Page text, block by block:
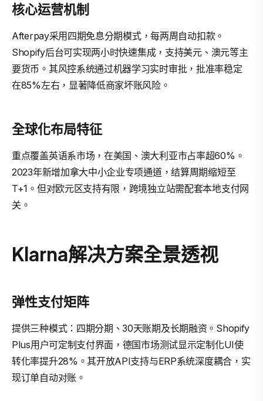
核心运营机制
Afterpay采用四期免息分期模式，每两周自动扣款。
Shopify后台可实现两小时快速集成，支持美元、澳元等主
要货币。其风控系统通过机器学习实时审批，批准率稳定
在85%左右，显著降低商家坏账风险。
全球化布局特征
重点覆盖英语系市场，在美国、澳大利亚市占率超60%。
2023年新增加拿大中小企业专项通道，结算周期缩短至
T+1。但对欧元区支持有限，跨境独立站需配套本地支付网
关。
Klarna解决方案全景透视
弹性支付矩阵
提供三种模式：四期分期、30天账期及长期融资。Shopify
Plus用户可定制支付界面，德国市场测试显示定制化UI使
转化率提升28%。其开放API支持与ERP系统深度耦合，实
现订单自动对账。